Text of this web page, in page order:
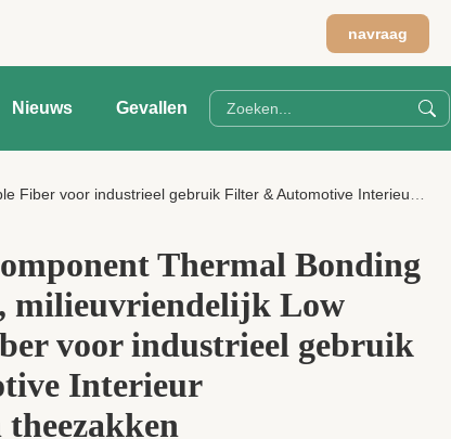
navraag
Nieuws Gevallen
gebruik Filter & Automotive Interieur Filtermaterialen theezakken
Thermal Bonding
milieuvriendelijk Low
voor industrieel gebruik
Interieur